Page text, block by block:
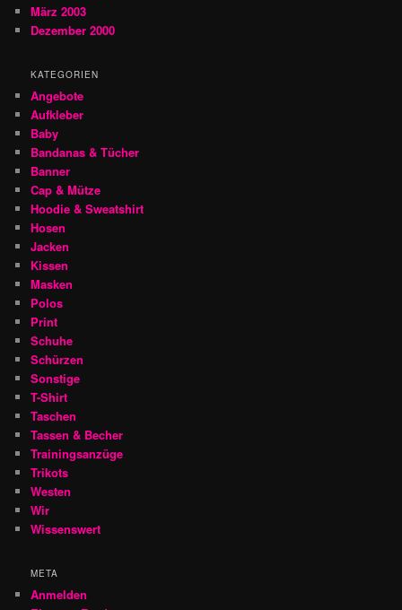
März 2003
Dezember 2000
KATEGORIEN
Angebote
Aufkleber
Baby
Bandanas & Tücher
Banner
Cap & Mütze
Hoodie & Sweatshirt
Hosen
Jacken
Kissen
Masken
Polos
Print
Schuhe
Schürzen
Sonstige
T-Shirt
Taschen
Tassen & Becher
Trainingsanzüge
Trikots
Westen
Wir
Wissenswert
META
Anmelden